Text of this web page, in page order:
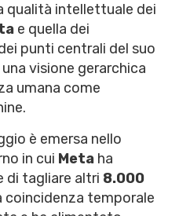
qualità intellettuale dei
e quella dei
punti centrali del suo
visione gerarchica
umana come
è emersa nello
in cui Meta ha
di tagliare altri 8.000
coincidenza temporale